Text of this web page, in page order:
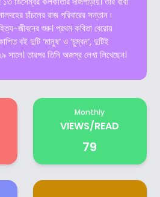
চাঁচলের রাজ পরিবারের সন্তান ৷
জীবনের শুরু। প্রথম কবিতা বেরোয়
বই দুটি ‘মানুষ’ ও ‘চুম্বন’, দুটিই
তারপর তিনি অজস্র লেখা লিখেছেন।
Monthly
VIEWS/READ
79